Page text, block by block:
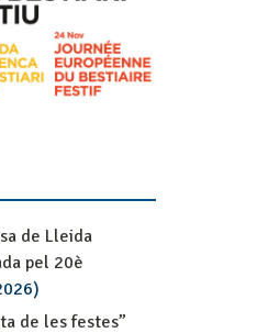
de Lleida
pel 20è
de les festes”